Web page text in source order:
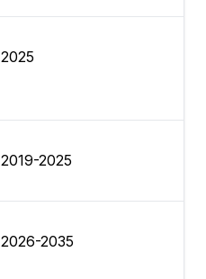
2025
2019-2025
2026-2035